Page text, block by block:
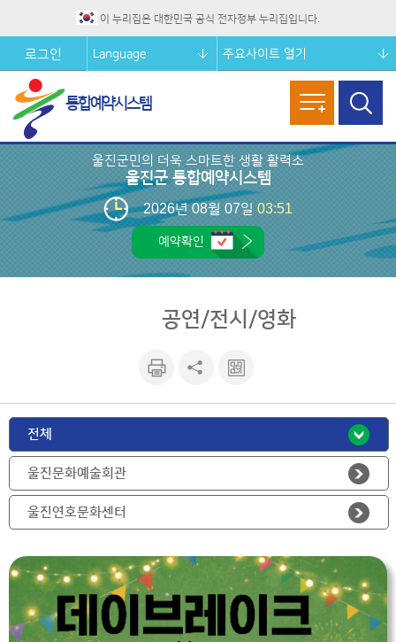
이 누리집은 대한민국 공식 전자정부 누리집입니다.
주요사이트 열기
통합예약시스템
로그인 Language
열기
울진군민의 더욱 스마트한 생활 활력소
울진군 통합예약시스템
2026년 08월 07일 03:51
예약확인
공연/전시/영화
기
기
크 보기
전체
울진문화예술회관
울진연호문화센터